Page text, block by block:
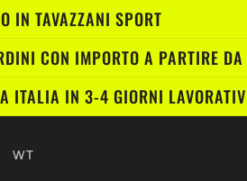
IN TAVAZZANI SPORT
CON IMPORTO A PARTIRE
ITALIA IN 3-4 GIORNI
WT